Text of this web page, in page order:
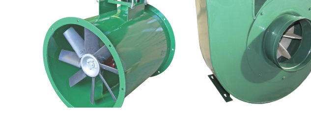
MAIS INFORMAÇÕES MAIS INFORMAÇÕES